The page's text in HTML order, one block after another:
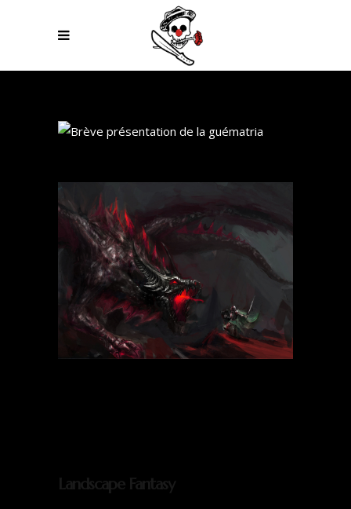
Landscape Fantasy